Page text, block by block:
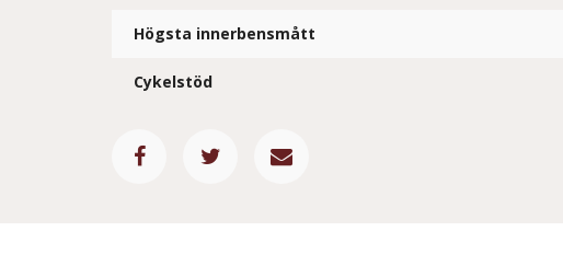
Högsta innerbensmått
Cykelstöd